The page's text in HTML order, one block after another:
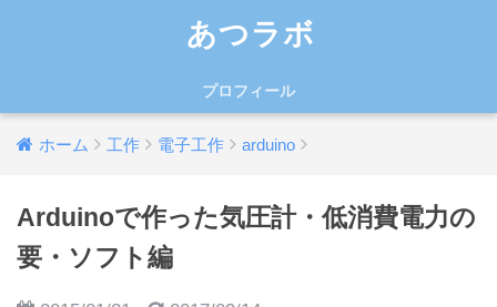
あつラボ
プロフィール
ホーム 工作 電子工作 arduino
Arduinoで作った気圧計・低消費電力の
要・ソフト編